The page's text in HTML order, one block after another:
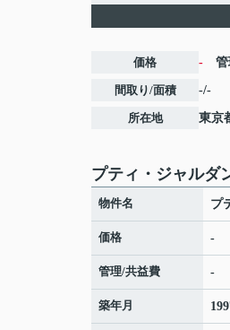
価格 - 管
間取り/面積 -/-
所在地 東京
プティ・ジャルダ
物件名 プ
価格 -
管理/共益費 -
築年月